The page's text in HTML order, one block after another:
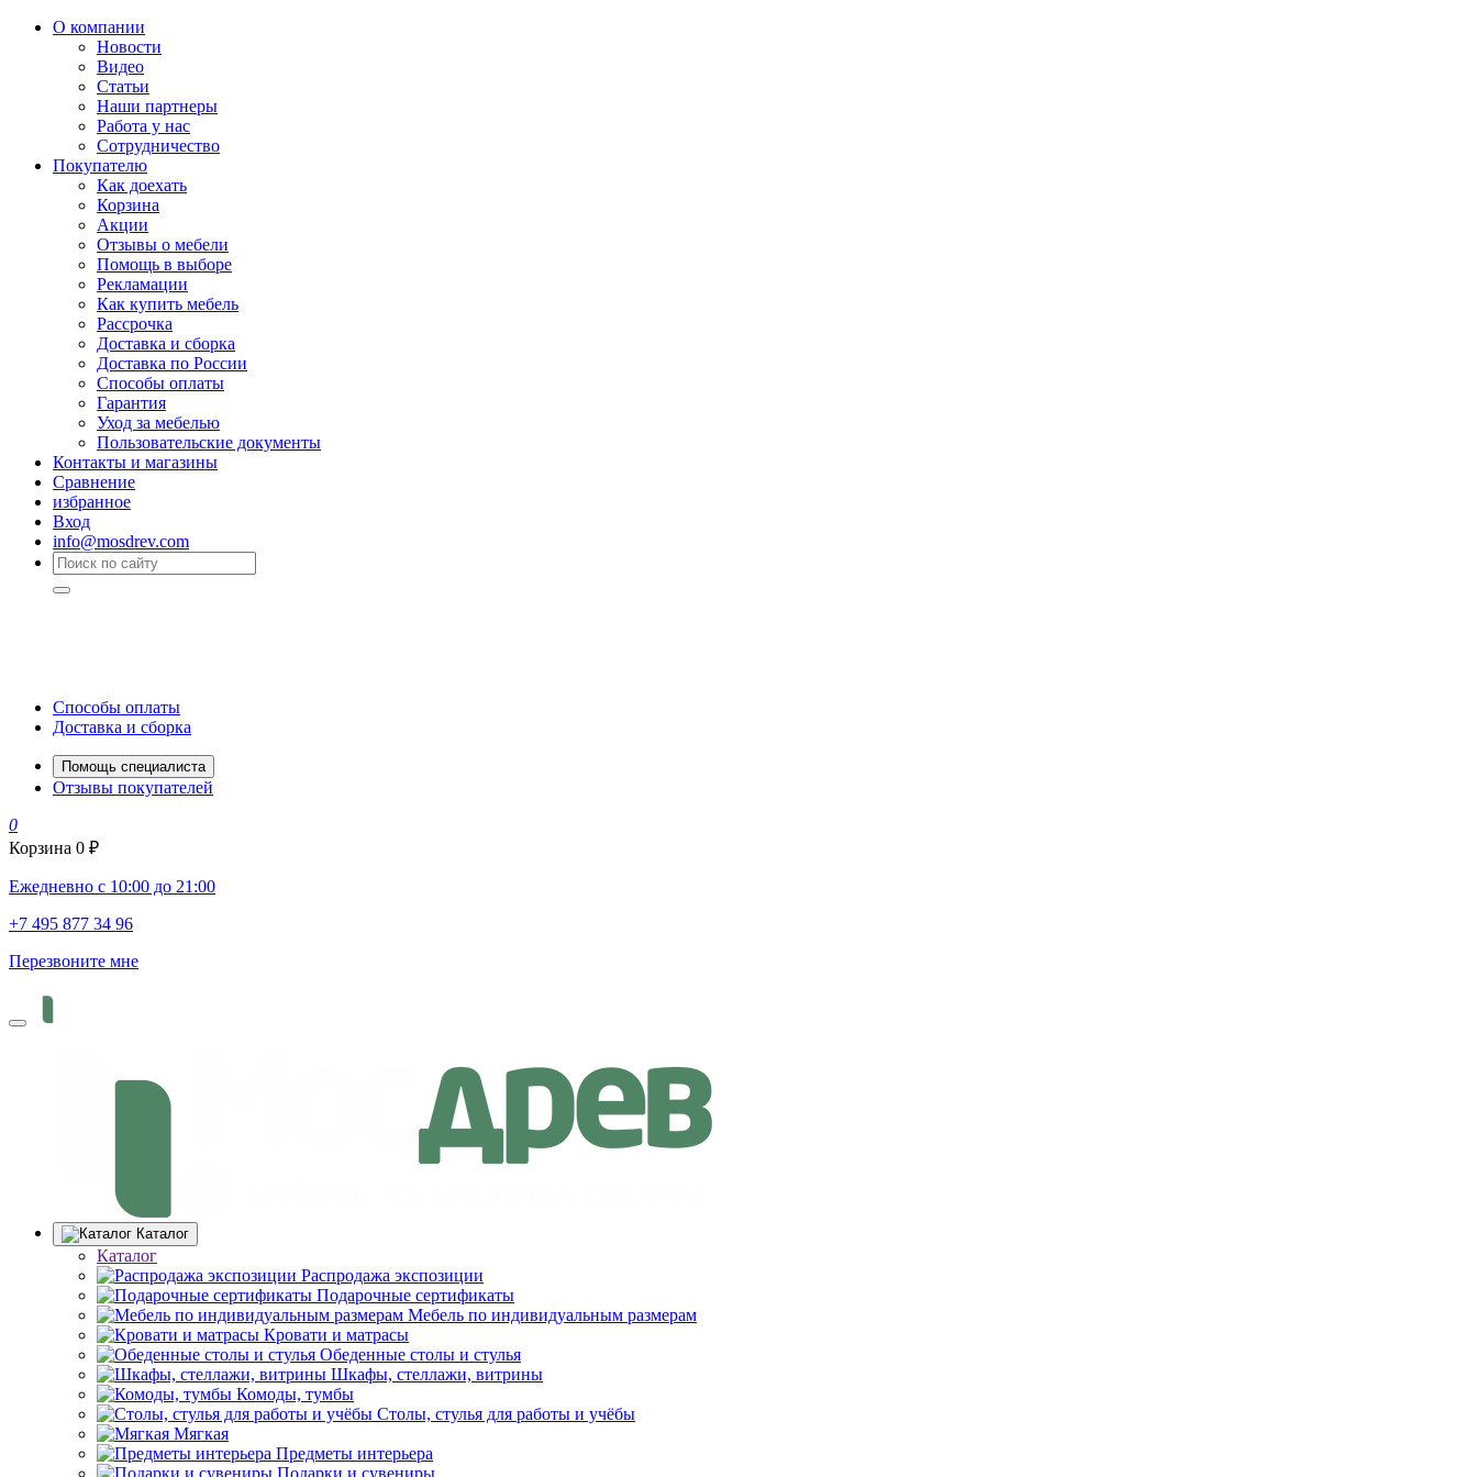
О компании
Новости
Видео
Статьи
Наши партнеры
Работа у нас
Сотрудничество
Покупателю
Как доехать
Корзина
Акции
Отзывы о мебели
Помощь в выборе
Рекламации
Как купить мебель
Рассрочка
Доставка и сборка
Доставка по России
Способы оплаты
Гарантия
Уход за мебелью
Пользовательские документы
Контакты и магазины
Сравнение
избранное
Вход
info@mosdrev.com
Способы оплаты
Доставка и сборка
Помощь специалиста
Отзывы покупателей
0
Корзина 0 ₽
Ежедневно с 10:00 до 21:00
+7 495 877 34 96
Перезвоните мне
Каталог
Каталог
Распродажа экспозиции
Подарочные сертификаты
Мебель по индивидуальным размерам
Кровати и матрасы
Обеденные столы и стулья
Шкафы, стеллажи, витрины
Комоды, тумбы
Столы, стулья для работы и учёбы
Мягкая
Предметы интерьера
Подарки и сувениры